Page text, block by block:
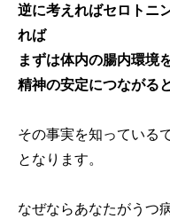
逆に考えればセロトニ
れば
まずは体内の腸内環境
精神の安定につながる
その事実を知っている
となります。
なぜならあなたがうつ